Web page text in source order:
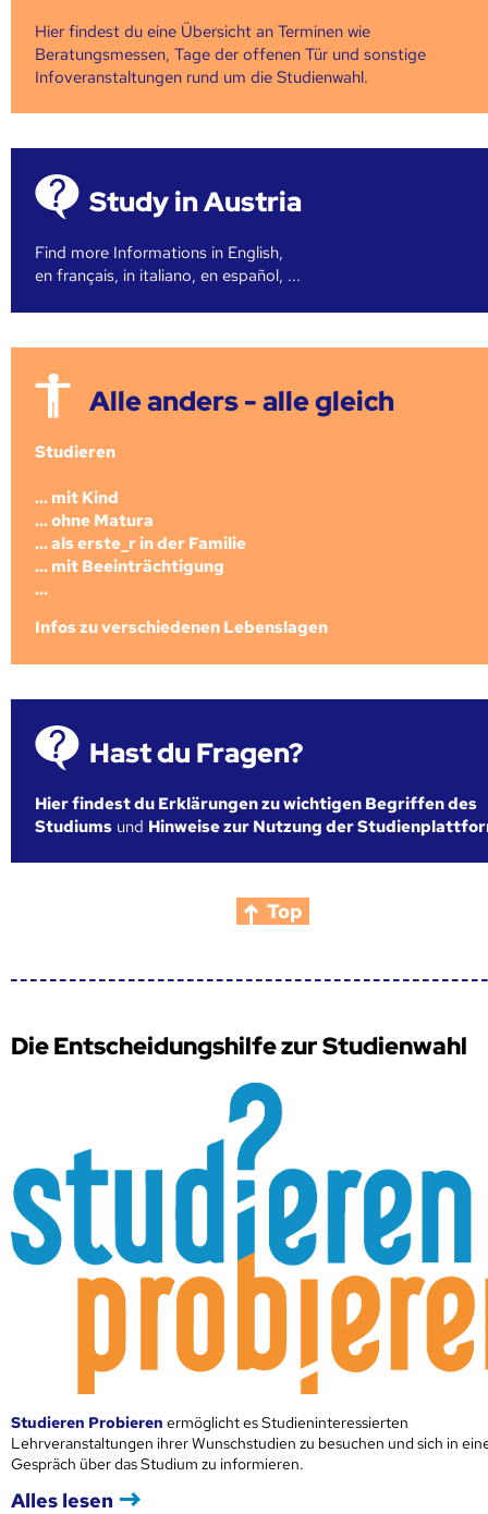
Hier findest du eine Übersicht an Terminen wie
Beratungsmessen, Tage der offenen Tür und sonstige
Infoveranstaltungen rund um die Studienwahl.
Study in Austria
Find more Informations in English,
en français, in italiano, en español, ...
Alle anders - alle gleich
Studieren
... mit Kind
... ohne Matura
... als erste_r in der Familie
... mit Beeinträchtigung
...
Infos zu verschiedenen Lebenslagen
Hast du Fragen?
Hier findest du Erklärungen zu wichtigen Begriffen des
Studiums und Hinweise zur Nutzung der
Top
Die Entscheidungshilfe zur Studienwahl
Studieren Probieren ermöglicht es Studieninteressierten
Lehrveranstaltungen ihrer Wunschstudien zu besuchen und sich in
Gespräch über das Studium zu informieren.
Alles lesen